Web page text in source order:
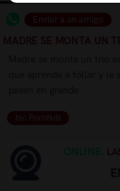
Enviar a un amigo
MADRE SE MONTA UN
by: Pornhub
ONLINE.